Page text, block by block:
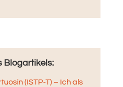
Blogartikels:
(ISTP-T) – Ich als